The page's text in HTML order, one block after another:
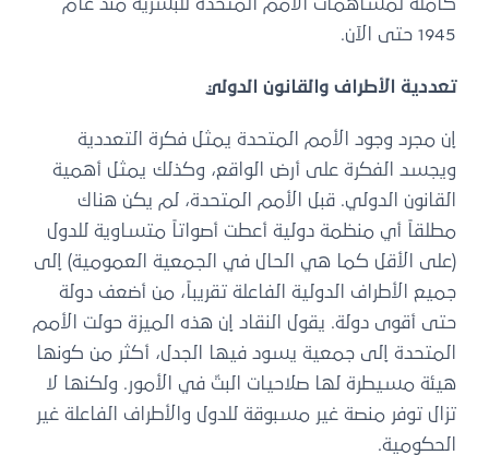
كاملة لمساهمات الأمم المتحدة للبشرية منذ عام
1945 حتى الآن.
تعددية الأطراف والقانون الدولي
إن مجرد وجود الأمم المتحدة يمثل فكرة التعددية
ويجسد الفكرة على أرض الواقع، وكذلك يمثل أهمية
القانون الدولي. قبل الأمم المتحدة، لم يكن هناك
مطلقاً أي منظمة دولية أعطت أصواتاً متساوية للدول
(على الأقل كما هي الحال في الجمعية العمومية) إلى
جميع الأطراف الدولية الفاعلة تقريباً، من أضعف دولة
حتى أقوى دولة. يقول النقاد إن هذه الميزة حولت الأمم
المتحدة إلى جمعية يسود فيها الجدل، أكثر من كونها
هيئة مسيطرة لها صلاحيات البتّ في الأمور. ولكنها لا
تزال توفر منصة غير مسبوقة للدول والأطراف الفاعلة غير
الحكومية.